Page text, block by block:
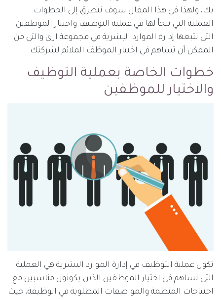
بك، ولهذا في هذا المقال سوف نتطرق إلى الخطوات
العملية التي تلجأ لها في عملية التوظيف واختيار الموظفين
التي تتبعها إدارة الموارد البشرية في مجموعة ارى والتي من
الممكن أن تساهم في اختيار الموظف الملائم لشركتك.
خطوات الخاصة بعملية التوظيف
والاختيار للموظفين
تكون عملية التوظيف في إدارة الموارد البشرية هي العملية
التي تساهم في اختيار الموظفين الذين يكونون مناسبين مع
احتياجات المنظمة والمواصفات المطلوبة في الوظيفة، حيث